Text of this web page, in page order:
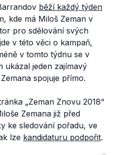
běží každý týden
kde má Miloš Zeman v
pro sdělování svých
v této věci o kampaň,
v tomto týdnu se v
ukázal jeden zajímavý
spojuje přímo.
„Zeman Znovu 2018“
Zemana již před
ke sledování pořadu, ve
lze kandidaturu podpořit.